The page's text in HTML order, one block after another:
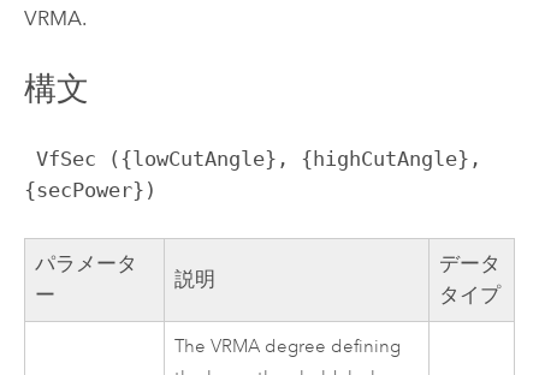
VRMA.
構文
{secPower})
パラメータ
ー
説明
データ
タイプ
The VRMA degree defining